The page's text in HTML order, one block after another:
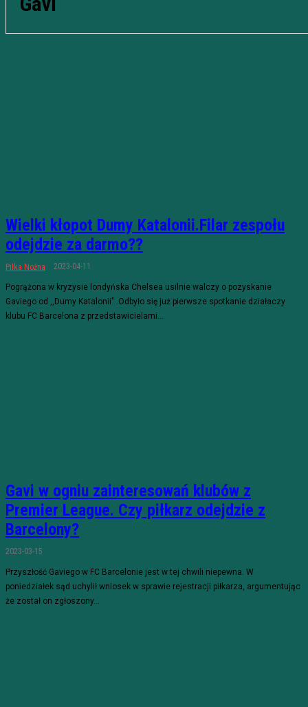
Wielki kłopot Dumy Katalonii.Filar zespołu
odejdzie za darmo??
Piłka Nożna 2023-04-11
Pogrążona w kryzysie londyńska Chelsea usilnie walczy o pozyskanie
Gaviego od ,,Dumy Katalonii" .Odbyło się już pierwsze spotkanie działaczy
klubu FC Barcelona z przedstawicielami...
Gavi w ogniu zainteresowań klubów z
Premier League. Czy piłkarz odejdzie z
Barcelony?
2023-03-15
Przyszłość Gaviego w FC Barcelonie jest w tej chwili niepewna. W
poniedziałek sąd uchylił wniosek w sprawie rejestracji piłkarza, argumentując
że został on zgłoszony...